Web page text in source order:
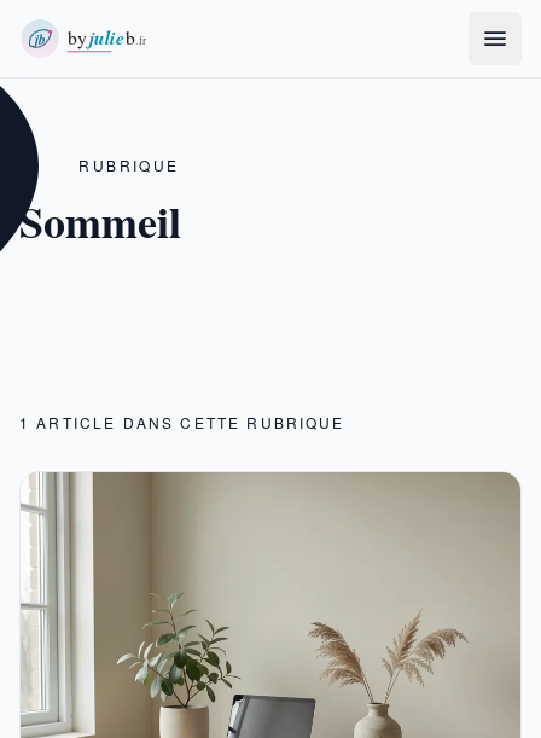
byjulieb.fr
RUBRIQUE
Sommeil
1 ARTICLE DANS CETTE RUBRIQUE